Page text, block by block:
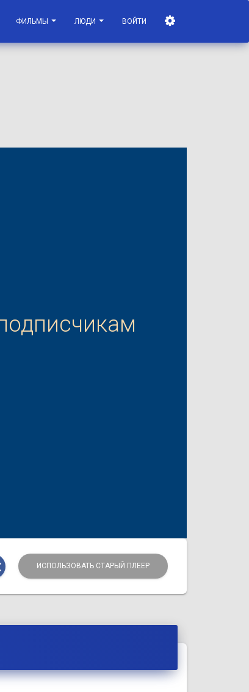
ФИЛЬМЫ ЛЮДИ ВОЙТИ
ИСПОЛЬЗОВАТЬ СТАРЫЙ ПЛЕЕР